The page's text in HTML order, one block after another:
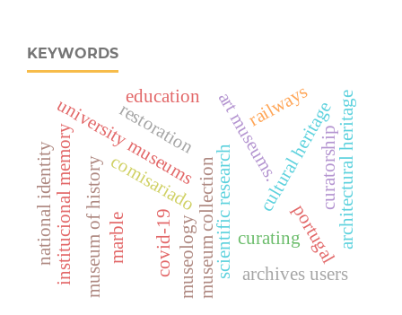
KEYWORDS
curating
comisariado art museums.
marble
cultural heritage
portugal
museum of history museum collectionscientific research
university museums
museology
architectural heritage
restoration
institucional memory covid-19
curatorship
national identity
education
archives users
railways